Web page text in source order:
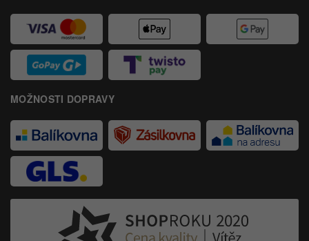
MOŽNOSTI DOPRAVY